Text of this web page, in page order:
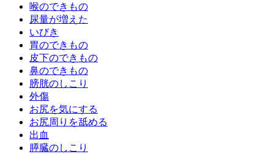
喉のできもの
尿量が増えた
いびき
胃のできもの
皮下のできもの
鼻のできもの
膀胱のしこり
外傷
お尻を気にする
お尻周りを舐める
出血
膵臓のしこり